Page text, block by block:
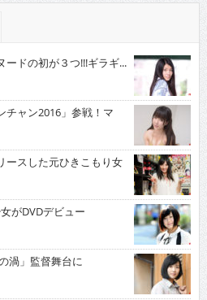
ドの初が３つ!!!ギラギ...
ャン2016」参戦！マ
スした元ひきこもり女
がDVDデビュー
渦」監督舞台に